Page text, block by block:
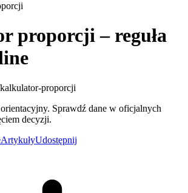
proporcji – reguła
proporcji
Sprawdź dane w oficjalnych
decyzji.
ArtykułyUdostępnij